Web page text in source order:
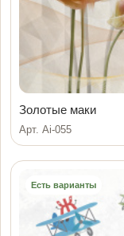
Золотые маки
Арт. Ai-055
Есть варианты